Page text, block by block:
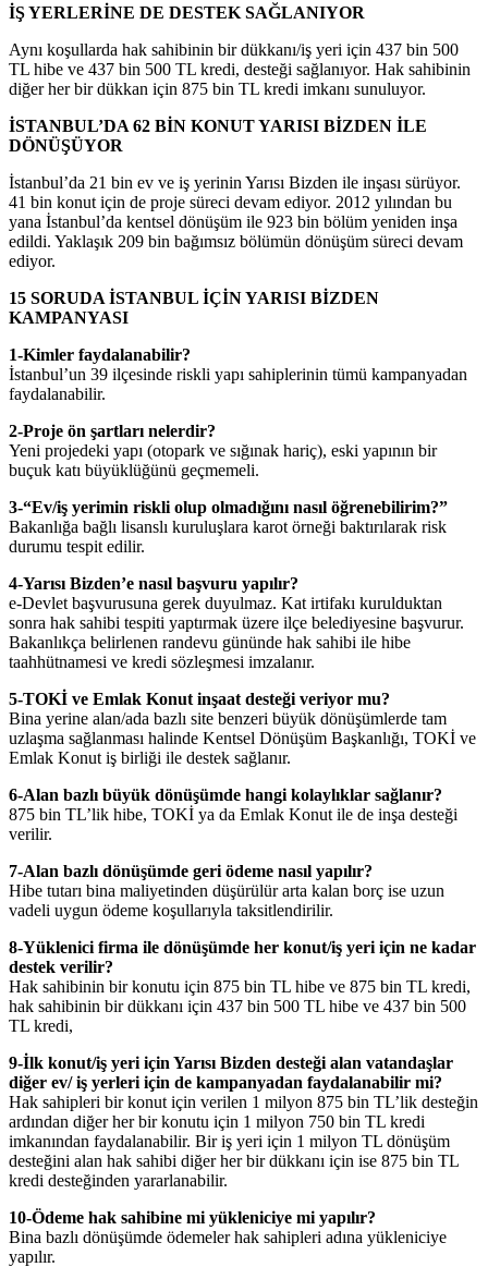
İŞ YERLERİNE DE DESTEK SAĞLANIYOR
Aynı koşullarda hak sahibinin bir dükkanı/iş yeri için 437 bin 500
TL hibe ve 437 bin 500 TL kredi, desteği sağlanıyor. Hak sahibinin
diğer her bir dükkan için 875 bin TL kredi imkanı sunuluyor.
İSTANBUL’DA 62 BİN KONUT YARISI BİZDEN İLE
DÖNÜŞÜYOR
İstanbul’da 21 bin ev ve iş yerinin Yarısı Bizden ile inşası sürüyor.
41 bin konut için de proje süreci devam ediyor. 2012 yılından bu
yana İstanbul’da kentsel dönüşüm ile 923 bin bölüm yeniden inşa
edildi. Yaklaşık 209 bin bağımsız bölümün dönüşüm süreci devam
ediyor.
15 SORUDA İSTANBUL İÇİN YARISI BİZDEN
KAMPANYASI
1-Kimler faydalanabilir?
İstanbul’un 39 ilçesinde riskli yapı sahiplerinin tümü kampanyadan
faydalanabilir.
2-Proje ön şartları nelerdir?
Yeni projedeki yapı (otopark ve sığınak hariç), eski yapının bir
buçuk katı büyüklüğünü geçmemeli.
3-“Ev/iş yerimin riskli olup olmadığını nasıl öğrenebilirim?”
Bakanlığa bağlı lisanslı kuruluşlara karot örneği baktırılarak risk
durumu tespit edilir.
4-Yarısı Bizden’e nasıl başvuru yapılır?
e-Devlet başvurusuna gerek duyulmaz. Kat irtifakı kurulduktan
sonra hak sahibi tespiti yaptırmak üzere ilçe belediyesine başvurur.
Bakanlıkça belirlenen randevu gününde hak sahibi ile hibe
taahhütnamesi ve kredi sözleşmesi imzalanır.
5-TOKİ ve Emlak Konut inşaat desteği veriyor mu?
Bina yerine alan/ada bazlı site benzeri büyük dönüşümlerde tam
uzlaşma sağlanması halinde Kentsel Dönüşüm Başkanlığı, TOKİ ve
Emlak Konut iş birliği ile destek sağlanır.
6-Alan bazlı büyük dönüşümde hangi kolaylıklar sağlanır?
875 bin TL’lik hibe, TOKİ ya da Emlak Konut ile de inşa desteği
verilir.
7-Alan bazlı dönüşümde geri ödeme nasıl yapılır?
Hibe tutarı bina maliyetinden düşürülür arta kalan borç ise uzun
vadeli uygun ödeme koşullarıyla taksitlendirilir.
8-Yüklenici firma ile dönüşümde her konut/iş yeri için ne kadar
destek verilir?
Hak sahibinin bir konutu için 875 bin TL hibe ve 875 bin TL kredi,
hak sahibinin bir dükkanı için 437 bin 500 TL hibe ve 437 bin 500
TL kredi,
9-İlk konut/iş yeri için Yarısı Bizden desteği alan vatandaşlar
diğer ev/ iş yerleri için de kampanyadan faydalanabilir mi?
Hak sahipleri bir konut için verilen 1 milyon 875 bin TL’lik desteğin
ardından diğer her bir konutu için 1 milyon 750 bin TL kredi
imkanından faydalanabilir. Bir iş yeri için 1 milyon TL dönüşüm
desteğini alan hak sahibi diğer her bir dükkanı için ise 875 bin TL
kredi desteğinden yararlanabilir.
10-Ödeme hak sahibine mi yükleniciye mi yapılır?
Bina bazlı dönüşümde ödemeler hak sahipleri adına yükleniciye
yapılır.